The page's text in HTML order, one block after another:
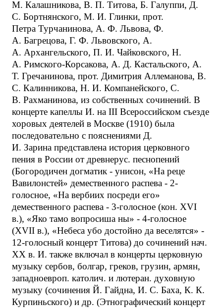
М. Калашникова, В. П. Титова, Б. Галуппи, Д.
С. Бортнянского, М. И. Глинки, прот.
Петра Турчанинова, А. Ф. Львова, Ф.
А. Багрецова, Г. Ф. Львовского, А.
А. Архангельского, П. И. Чайковского, Н.
А. Римского-Корсакова, А. Д. Кастальского, А.
Т. Гречанинова, прот. Димитрия Аллеманова, В.
С. Калинникова, Н. И. Компанейского, С.
В. Рахманинова, из собственных сочинений. В
концерте капеллы И. на III Всероссийском съезде
хоровых деятелей в Москве (1910) была
последовательно с пояснениями Д.
И. Зарина представлена история церковного
пения в России от древнерус. песнопений
(Богородичен догматик - унисон, «На реце
Вавилонстей» демественного распева - 2-
голосное, «На вербиих посреди его»
демественного распева - 3-голосное (кон. XVI
в.), «Яко тамо вопросиша ны» - 4-голосное
(XVII в.), «Небеса убо достойно да веселятся» -
12-голосный концерт Титова) до сочинений нач.
XX в. И. также включал в концерты церковную
музыку сербов, болгар, греков, грузин, армян,
западноевроп. католич. и лютеран. духовную
музыку (сочинения Й. Гайдна, И. С. Баха, К. К.
Курпиньского) и др. (Этнографический концерт